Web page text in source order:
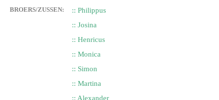
BROERS/ZUSSEN:
:: Philippus
:: Josina
:: Henricus
:: Monica
:: Simon
:: Martina
:: Alexander